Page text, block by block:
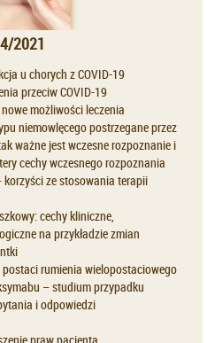
2021
u chorych z COVID-19
przeciw COVID-19
możliwości leczenia
niemowlęcego postrzegane przez
ważne jest wczesne rozpoznanie i
cechy wczesnego rozpoznania
ze stosowania terapii
cechy kliniczne,
na przykładzie zmian
rumienia wielopostaciowego
– studium przypadku
i odpowiedzi
praw pacjenta